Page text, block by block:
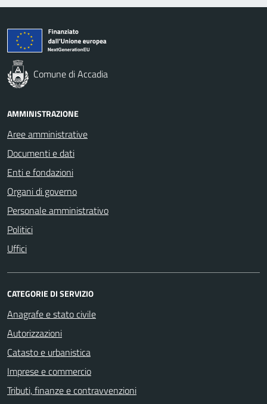
Comune di Accadia
AMMINISTRAZIONE
Aree amministrative
Documenti e dati
Enti e fondazioni
Organi di governo
Personale amministrativo
Politici
Uffici
CATEGORIE DI SERVIZIO
Anagrafe e stato civile
Autorizzazioni
Catasto e urbanistica
Imprese e commercio
Tributi, finanze e contravvenzioni